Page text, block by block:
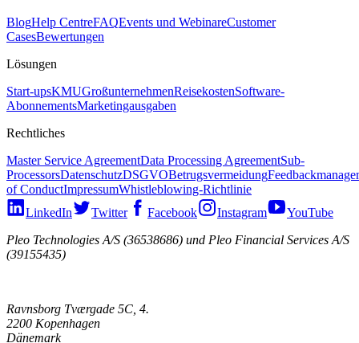
BlogHelp CentreFAQEvents und WebinareCustomer
CasesBewertungen
Lösungen
Start-upsKMUGroßunternehmenReisekostenSoftware-
AbonnementsMarketingausgaben
Rechtliches
Master Service AgreementData Processing AgreementSub-
ProcessorsDatenschutzDSGVOBetrugsvermeidung
of ConductImpressumWhistleblowing-Richtlinie
LinkedIn
Twitter Facebook Instagram
YouTube
Pleo Technologies A/S (36538686) und Pleo Financial Services A/S
(39155435)
Ravnsborg Tværgade 5C, 4.
2200 Kopenhagen
Dänemark